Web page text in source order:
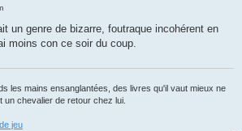
un genre de bizarre, foutraque incohérent en
moins con ce soir du coup.
les mains ensanglantées, des livres qu'il vaut mieux ne
chevalier de retour chez lui.
jeu